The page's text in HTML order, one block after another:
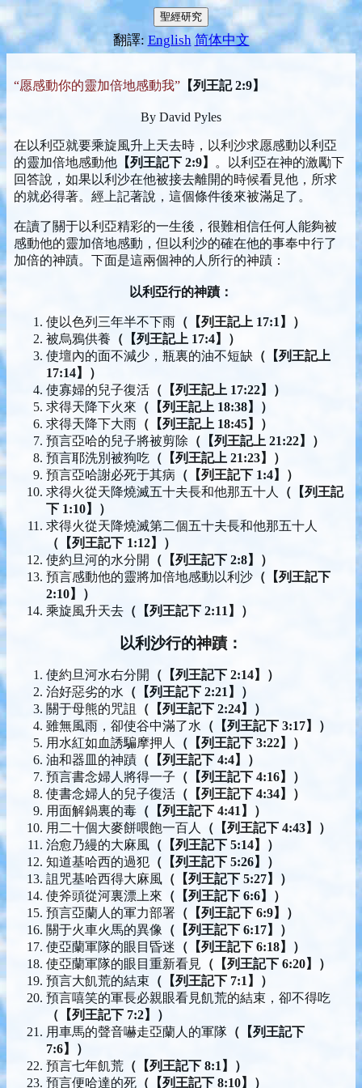
翻譯: English 简体中文
“愿感動你的靈加倍地感動我” 【列王記 2:9】
By David Pyles
在以利亞就要乘旋風升上天去時，以利沙求愿感動以利亞
的靈加倍地感動他 【列王記下 2:9】 。以利亞在神的激勵下
回答說，如果以利沙在他被接去離開的時候看見他，所求
的就必得著。經上記著說，這個條件後來被滿足了。
在讀了關于以利亞精彩的一生後，很難相信任何人能夠被
感動他的靈加倍地感動，但以利沙的確在他的事奉中行了
加倍的神蹟。下面是這兩個神的人所行的神蹟：
以利亞行的神蹟：
使以色列三年半不下雨 （【列王記上 17:1】）
被烏鴉供養 （【列王記上 17:4】）
使壇內的面不減少，瓶裏的油不短缺 （【列王記上
17:14】）
使寡婦的兒子復活 （【列王記上 17:22】）
求得天降下火來 （【列王記上 18:38】）
求得天降下大雨 （【列王記上 18:45】）
預言亞哈的兒子將被剪除 （【列王記上 21:22】）
預言耶洗別被狗吃 （【列王記上 21:23】）
預言亞哈謝必死于其病 （【列王記下 1:4】）
求得火從天降燒滅五十夫長和他那五十人
（【列王記
下 1:10】）
求得火從天降燒滅第二個五十夫長和他那五十人
（【列王記下 1:12】）
使約旦河的水分開
（【列王記下 2:8】）
預言感動他的靈將加倍地感動以利沙 （【列王記下
2:10】）
乘旋風升天去 （【列王記下 2:11】）
以利沙行的神蹟：
使約旦河水右分開
（【列王記下 2:14】）
治好惡劣的水 （【列王記下 2:21】）
關于母熊的咒詛
（【列王記下 2:24】）
雖無風雨，卻使谷中滿了水 （【列王記下 3:17】）
用水紅如血誘騙摩押人
（【列王記下 3:22】）
油和器皿的神蹟 （【列王記下 4:4】）
預言書念婦人將得一子 （【列王記下 4:16】）
使書念婦人的兒子復活 （【列王記下 4:34】）
用面解鍋裏的毒 （【列王記下 4:41】）
用二十個大麥餅喂飽一百人
（【列王記下 4:43】）
治愈乃縵的大麻風 （【列王記下 5:14】）
知道基哈西的過犯 （【列王記下 5:26】）
詛咒基哈西得大麻風 （【列王記下 5:27】）
使斧頭從河裏漂上來 （【列王記下 6:6】）
預言亞蘭人的軍力部署 （【列王記下 6:9】）
關于火車火馬的異像 （【列王記下 6:17】）
使亞蘭軍隊的眼目昏迷 （【列王記下 6:18】）
使亞蘭軍隊的眼目重新看見 （【列王記下 6:20】）
預言大飢荒的結束 （【列王記下 7:1】）
預言嘻笑的軍長必親眼看見飢荒的結束，卻不得吃
（【列王記下 7:2】）
用車馬的聲音嚇走亞蘭人的軍隊 （【列王記下
7:6】）
預言七年飢荒 （【列王記下 8:1】）
預言便哈達的死 （【列王記下 8:10】）